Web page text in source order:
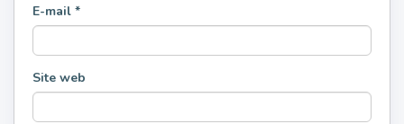
E-mail *
Site web